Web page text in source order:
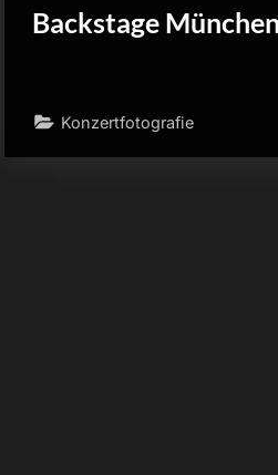
Backstage München
Konzertfotografie